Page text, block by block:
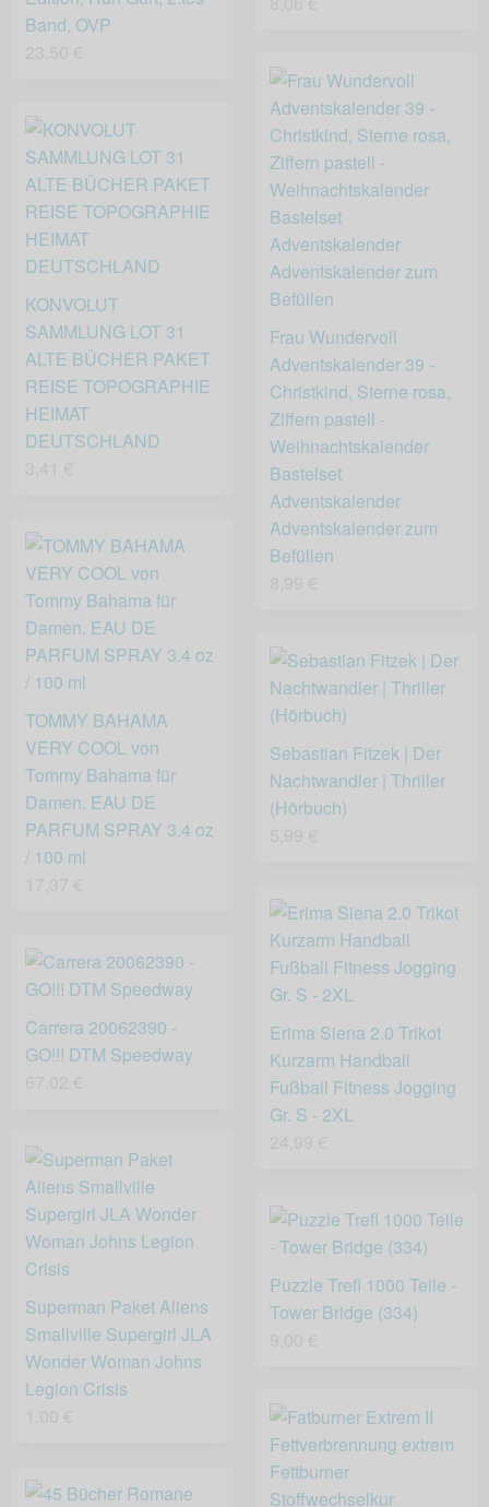
Band, OVP
Frau Wundervoll
Adventskalender 39 -
Christkind, Sterne rosa,
Ziffern pastell -
Weihnachtskalender
Bastelset
Adventskalender
Adventskalender zum
Befüllen
KONVOLUT
SAMMLUNG LOT 31
ALTE BÜCHER PAKET
REISE TOPOGRAPHIE
HEIMAT
DEUTSCHLAND
TOMMY BAHAMA
VERY COOL von
Tommy Bahama für
Damen. EAU DE
PARFUM SPRAY 3.4 oz
/ 100 ml
Sebastian Fitzek | Der
Nachtwandler | Thriller
(Hörbuch)
Erima Siena 2.0 Trikot
Kurzarm Handball
Fußball Fitness Jogging
Gr. S - 2XL
Carrera 20062390 -
GO!!! DTM Speedway
Superman Paket Aliens
Smallville Supergirl JLA
Wonder Woman Johns
Legion Crisis
Puzzle Trefl 1000 Teile -
Tower Bridge (334)